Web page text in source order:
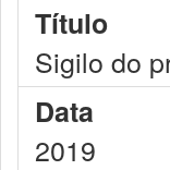
Título
Sigilo do
Data
2019